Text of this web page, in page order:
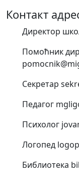
Контакт
Директор
Помоћник
Секретар
Педагог
Психолог
Логопед
Библиотека